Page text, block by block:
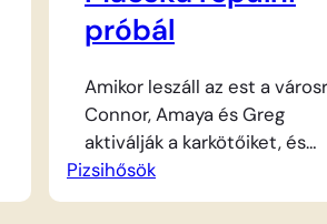
próbál
Amikor leszáll az est a
Connor, Amaya és Greg
aktiválják a karkötőiket, és
átváltoznak az éjszaka bátor
hőseivé. Macska, aki híres a
Pizsihősök